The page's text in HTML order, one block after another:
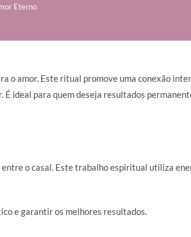
Eterno
o amor. Este ritual promove uma conexão
ideal para quem deseja resultados
o casal. Este trabalho espiritual utiliza
e garantir os melhores resultados.